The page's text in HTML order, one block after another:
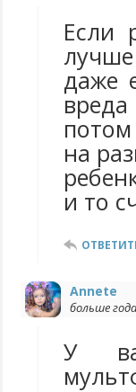
Если
лучше
даже
на
и то
Annete
больше
У